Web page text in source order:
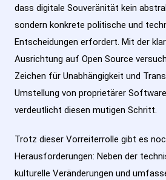
dass digitale Souveränität kein
sondern konkrete politische und
Entscheidungen erfordert. Mit der
Ausrichtung auf Open Source
Zeichen für Unabhängigkeit und
Umstellung von proprietärer
verdeutlicht diesen mutigen Schritt.
Trotz dieser Vorreiterrolle gibt es
Herausforderungen: Neben der
kulturelle Veränderungen und